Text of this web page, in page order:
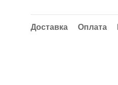
Доставка Оплата